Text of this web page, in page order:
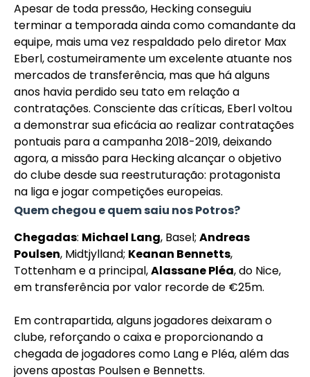
Apesar de toda pressão, Hecking conseguiu
terminar a temporada ainda como comandante da
equipe, mais uma vez respaldado pelo diretor Max
Eberl, costumeiramente um excelente atuante nos
mercados de transferência, mas que há alguns
anos havia perdido seu tato em relação a
contratações. Consciente das críticas, Eberl voltou
a demonstrar sua eficácia ao realizar contratações
pontuais para a campanha 2018-2019, deixando
agora, a missão para Hecking alcançar o objetivo
do clube desde sua reestruturação: protagonista
na liga e jogar competições europeias.
Quem chegou e quem saiu nos Potros?
Chegadas: Michael Lang, Basel; Andreas
Poulsen, Midtjylland; Keanan Bennetts,
Tottenham e a principal,Alassane Pléa, do Nice,
em transferência por valor recorde de €25m.
Em contrapartida, alguns jogadores deixaram o
clube, reforçando o caixa e proporcionando a
chegada de jogadores como Lang e Pléa, além das
jovens apostas Poulsen e Bennetts.